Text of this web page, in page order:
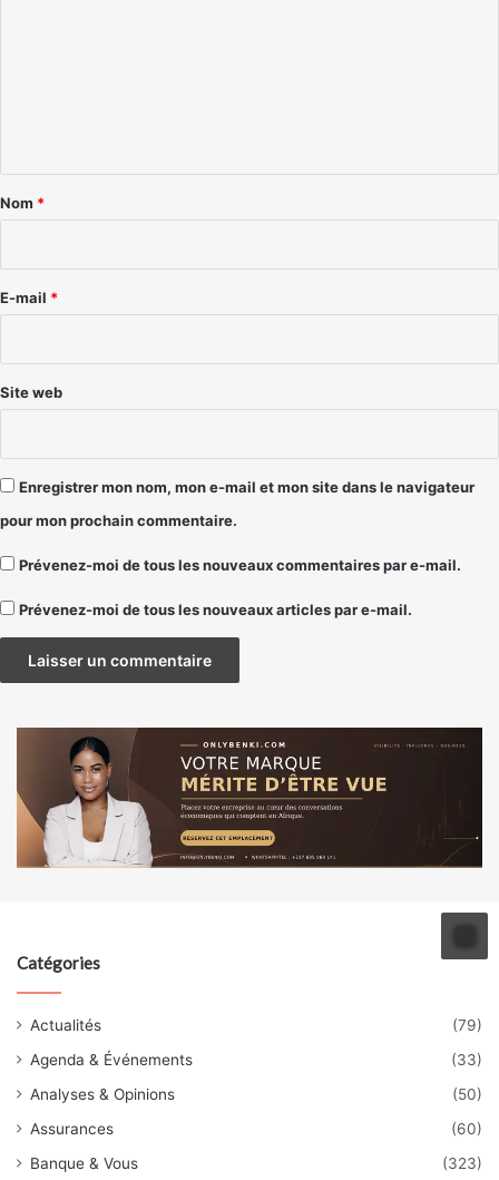
a
e
Nom *
E-mail *
Site web
Enregistrer mon nom, mon e-mail et mon site dans le navigateur
pour mon prochain commentaire.
Prévenez-moi de tous les nouveaux commentaires par e-mail.
Prévenez-moi de tous les nouveaux articles par e-mail.
Catégories
Actualités
(79)
Agenda & Événements
(33)
Analyses & Opinions
(50)
Assurances
(60)
Banque & Vous
(323)